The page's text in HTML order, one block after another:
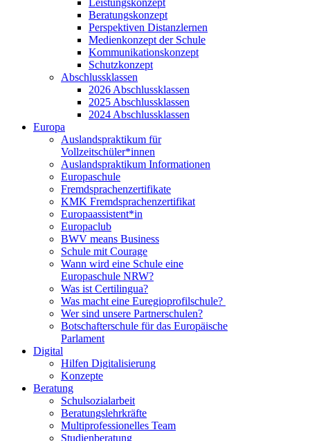
Leistungskonzept
Beratungskonzept
Perspektiven Distanzlernen
Medienkonzept der Schule
Kommunikationskonzept
Schutzkonzept
Abschlussklassen
2026 Abschlussklassen
2025 Abschlussklassen
2024 Abschlussklassen
Europa
Auslandspraktikum für
Vollzeitschüler*innen
Auslandspraktikum Informationen
Europaschule
Fremdsprachenzertifikate
KMK Fremdsprachenzertifikat
Europaassistent*in
Europaclub
BWV means Business
Schule mit Courage
Wann wird eine Schule eine
Europaschule NRW?
Was ist Certilingua?
Was macht eine Euregioprofilschule?
Wer sind unsere Partnerschulen?
Botschafterschule für das Europäische
Parlament
Digital
Hilfen Digitalisierung
Konzepte
Beratung
Schulsozialarbeit
Beratungslehrkräfte
Multiprofessionelles Team
Studienberatung